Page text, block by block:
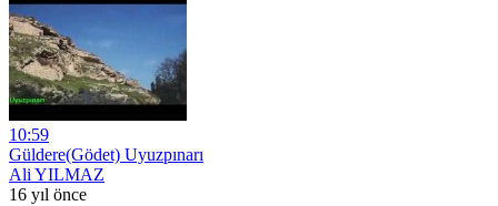
10:59
Güldere(Gödet) Uyuzpınarı
Ali YILMAZ
16 yıl önce